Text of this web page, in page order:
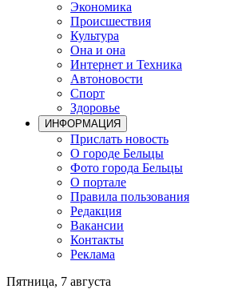
Экономика
Происшествия
Культура
Она и она
Интернет и Техника
Автоновости
Спорт
Здоровье
ИНФОРМАЦИЯ
Прислать новость
О городе Бельцы
Фото города Бельцы
О портале
Правила пользования
Редакция
Вакансии
Контакты
Реклама
Пятница, 7 августа